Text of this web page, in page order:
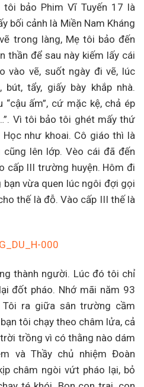
bảo Phim Vĩ Tuyến 17 là
bối cảnh là Miền Nam Kháng
trong làng, Mẹ tôi bảo đến
thần để sau này kiếm lấy cái
vào vẽ, suốt ngày đi vẽ, lúc
tẩy, giấy bày khắp nhà.
ấm”, cứ mặc kệ, chả ép
Vì tôi bảo tôi ghét mấy thứ
như khoai. Cô giáo thì là
lên lớp. Vèo cái đã đến
cấp III trường huyện. Hôm đi
vừa quen lúc ngôi đợi gọi
thế là đỗ. Vào cấp III thế là
thành người. Lúc đó tôi chỉ
đốt pháo. Nhớ mãi năm 93
ra giữa sân trường cầm
tôi chạy theo châm lửa, cả
trồng vì có thằng nào dám
và Thầy chủ nhiệm Đoàn
châm ngòi vứt pháo lại, bỏ